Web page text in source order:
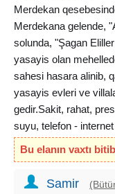
Merdekan
Merdekana gelende,
solunda, "Şagan
yasayis olan
sahesi hasara alinib,
yasayis evleri ve
gedir.Sakit, rahat,
suyu, telefon -
qaydasindadir [kupca
Bu elanın vaxtı
Samir